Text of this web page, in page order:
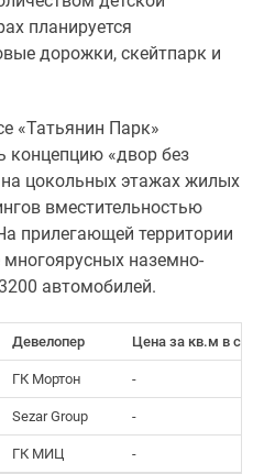
планируется
дорожки, скейтпарк и
«Татьянин Парк»
концепцию «двор без
цокольных этажах жилых
вместительностью
прилегающей территории
многоярусных наземно-
автомобилей.
Девелопер Цена за кв.м в
ГК Мортон -
Sezar Group -
ГК МИЦ -